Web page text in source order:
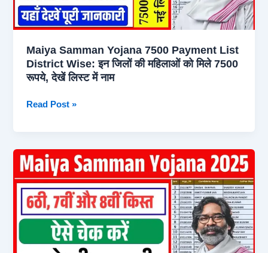
मिले
या
तुरंत
चेक
करें
Maiya Samman Yojana 7500 Payment List
District Wise: इन जिलों की महिलाओं को मिले 7500
रूपये, देखें लिस्ट में नाम
Maiya
Payment
List
District
Wise:
इन
की
Read Post »